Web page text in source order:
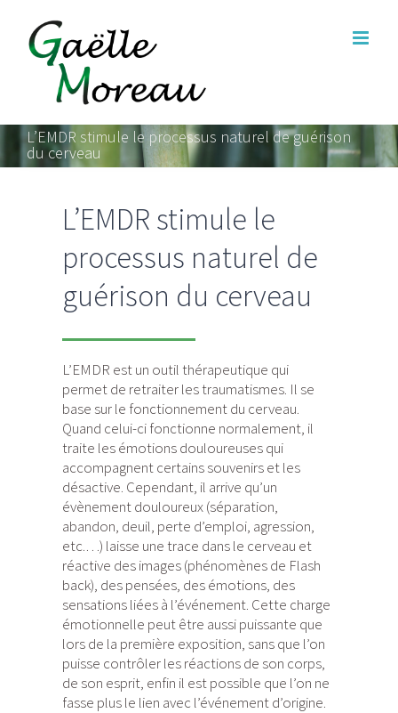
content
L’EMDR stimule le processus naturel de guérison
du cerveau
L’EMDR stimule le
processus naturel de
guérison du cerveau
L’EMDR est un outil thérapeutique qui
permet de retraiter les traumatismes. Il se
base sur le fonctionnement du cerveau.
Quand celui-ci fonctionne normalement, il
traite les émotions douloureuses qui
accompagnent certains souvenirs et les
désactive. Cependant, il arrive qu’un
évènement douloureux (séparation,
abandon, deuil, perte d’emploi, agression,
etc.…) laisse une trace dans le cerveau et
réactive des images (phénomènes de Flash
back), des pensées, des émotions, des
sensations liées à l’événement. Cette charge
émotionnelle peut être aussi puissante que
lors de la première exposition, sans que l’on
puisse contrôler les réactions de son corps,
de son esprit, enfin il est possible que l’on ne
fasse plus le lien avec l’événement d’origine.